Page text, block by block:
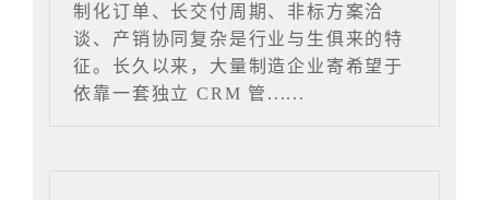
制化订单、长交付周期、非标方案洽
谈、产销协同复杂是行业与生俱来的特
征。长久以来，大量制造企业寄希望于
依靠一套独立 CRM 管......